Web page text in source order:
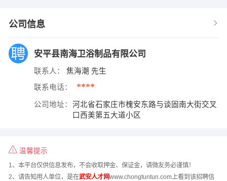
公司信息
安平县南海卫浴制品有限公司
联系人： 焦海潮 先生
联系电话： ****
公司地址：
河北省石家庄市槐安东路与谈固南大街交叉
口西美第五大道小区
温馨提示
1、本平台仅供信息发布，不会收取押金、保证金，请微友务必谨慎！
2、请告知用人单位，是在武安人才网www.chongtuntun.com上看到该招聘信